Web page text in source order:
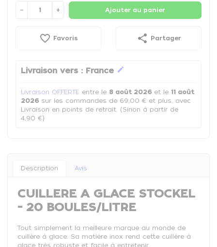
− + Ajouter au panier
favorite_border Favoris share Partager
Livraison vers : France edit
Livraison OFFERTE entre le 8 août 2026 et le 11 août
2026 sur les commandes de 69,00 € et plus, avec
Livraison en points de retrait. (Sinon à partir de
4,90 €)
Description Avis
CUILLERE A GLACE STOCKEL
- 20 BOULES/LITRE
Tout simplement la meilleure marque au monde de
cuillère à glace. Sa matière inox rend cette cuillère à
glace très robuste et facile à entretenir.